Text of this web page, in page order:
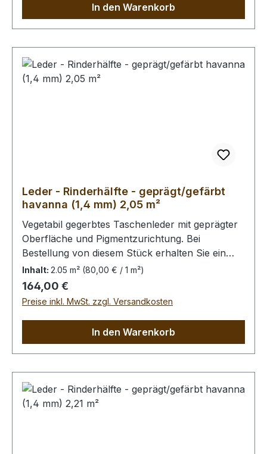
In den Warenkorb
Leder - Rinderhälfte - geprägt/gefärbt
havanna (1,4 mm) 2,05 m²
Vegetabil gegerbtes Taschenleder mit geprägter
Oberfläche und Pigmentzurichtung. Bei
Bestellung von diesem Stück erhalten Sie ein
2,05 m² großes Leder. Das Kernstück ist 150 cm
x 65 cm groß (siehe Foto 2).
Inhalt: 2.05 m² (80,00 € / 1 m²)
Regulärer Preis:
164,00 €
Preise inkl. MwSt. zzgl. Versandkosten
In den Warenkorb